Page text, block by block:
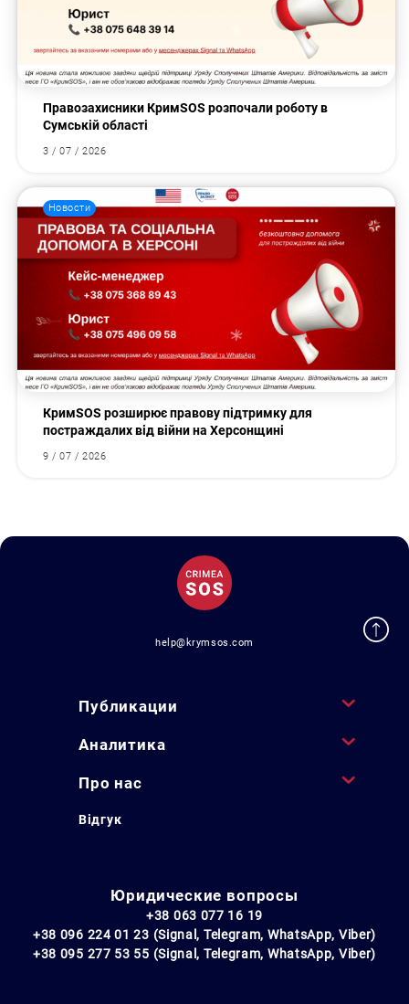
Правозахисники КримSOS розпочали роботу в
Сумській області
3 / 07 / 2026
Новости
КримSOS розширює правову підтримку для
постраждалих від війни на Херсонщині
9 / 07 / 2026
help@krymsos.com
Публикации
Аналитика
Про нас
Відгук
Юридические вопросы
+38 063 077 16 19
+38 096 224 01 23 (Signal, Telegram, WhatsApp, Viber)
+38 095 277 53 55 (Signal, Telegram, WhatsApp, Viber)